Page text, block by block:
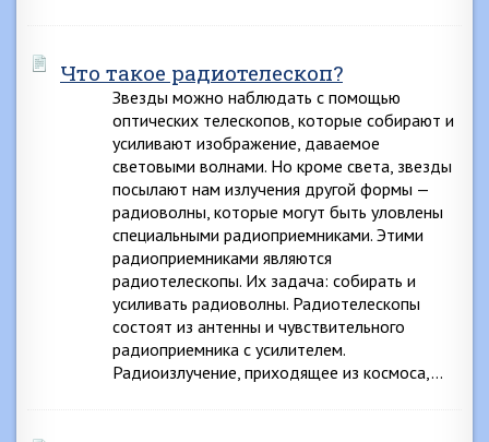
Что такое радиотелескоп?
Звезды можно наблюдать с помощью
оптических телескопов, которые собирают и
усиливают изображение, даваемое
световыми волнами. Но кроме света, звезды
посылают нам излучения другой формы —
радиоволны, которые могут быть уловлены
специальными радиоприемниками. Этими
радиоприемниками являются
радиотелескопы. Их задача: собирать и
усиливать радиоволны. Радиотелескопы
состоят из антенны и чувствительного
радиоприемника с усилителем.
Радиоизлучение, приходящее из космоса,…